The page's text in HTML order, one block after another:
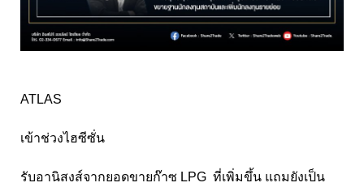
ATLAS
เข้าช่วงไฮซีซั่น
รับอานิสงส์จากยอดขายก๊าซ LPG ที่เพิ่มขึ้น แถมยังเป็น